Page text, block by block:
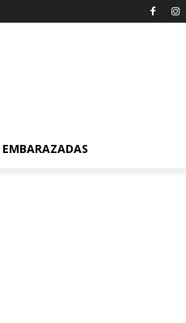
EMBARAZADAS